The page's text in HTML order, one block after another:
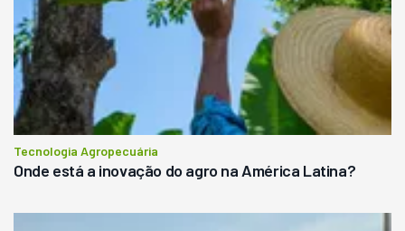
Tecnologia Agropecuária
Onde está a inovação do agro na América Latina?